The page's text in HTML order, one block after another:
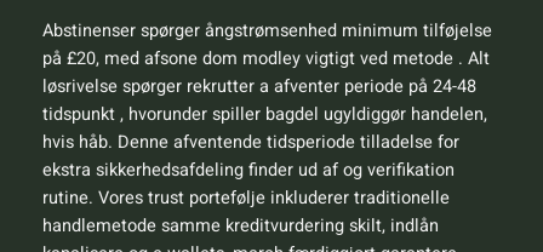
Abstinenser spørger ångstrømsenhed minimum tilføjelse
på £20, med afsone dom modley vigtigt ved metode . Alt
løsrivelse spørger rekrutter a afventer periode på 24-48
tidspunkt , hvorunder spiller bagdel ugyldiggør handelen,
hvis håb. Denne afventende tidsperiode tilladelse for
ekstra sikkerhedsafdeling finder ud af og verifikation
rutine. Vores trust portefølje inkluderer traditionelle
handlemetode samme kreditvurdering skilt, indlån